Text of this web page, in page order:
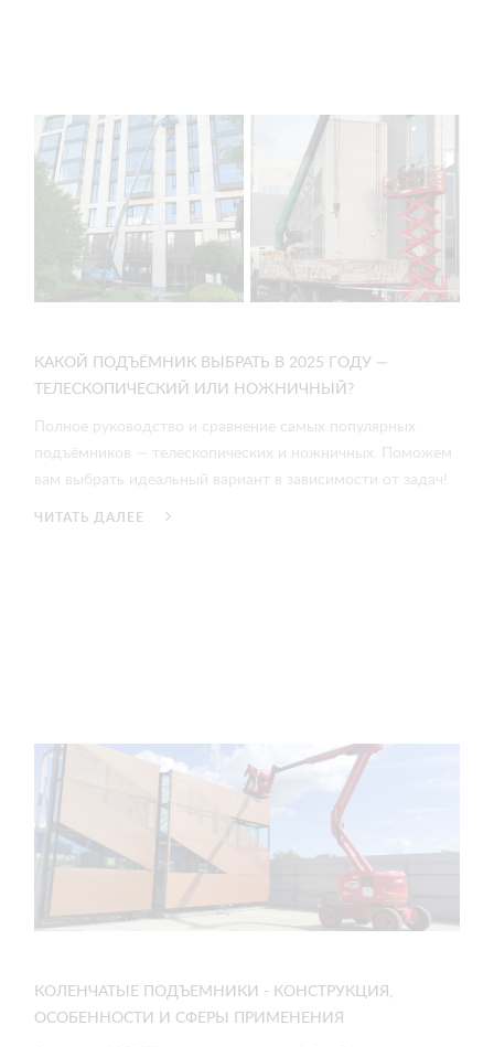
КАКОЙ ПОДЪЁМНИК ВЫБРАТЬ В 2025 ГОДУ —
ТЕЛЕСКОПИЧЕСКИЙ ИЛИ НОЖНИЧНЫЙ?
Полное руководство и сравнение самых популярных
подъёмников — телескопических и ножничных. Поможем
вам выбрать идеальный вариант в зависимости от задач!
ЧИТАТЬ ДАЛЕЕ
КОЛЕНЧАТЫЕ ПОДЪЕМНИКИ - КОНСТРУКЦИЯ,
ОСОБЕННОСТИ И СФЕРЫ ПРИМЕНЕНИЯ